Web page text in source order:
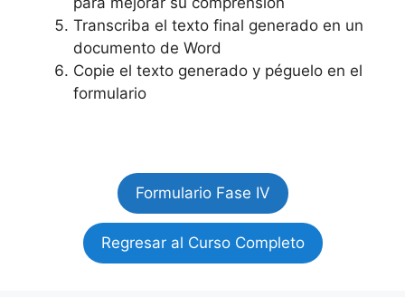
Transcriba el texto final generado en un
documento de Word
Copie el texto generado y péguelo en el
formulario
Formulario Fase IV
Regresar al Curso Completo